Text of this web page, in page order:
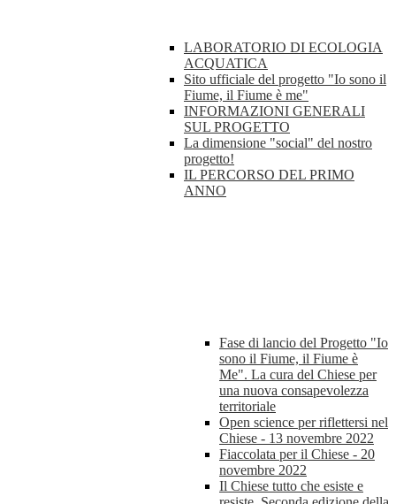
LABORATORIO DI ECOLOGIA
ACQUATICA
Sito ufficiale del progetto "Io sono il
Fiume, il Fiume è me"
INFORMAZIONI GENERALI
SUL PROGETTO
La dimensione "social" del nostro
progetto!
IL PERCORSO DEL PRIMO
ANNO
Fase di lancio del Progetto "Io
sono il Fiume, il Fiume è
Me". La cura del Chiese per
una nuova consapevolezza
territoriale
Open science per riflettersi nel
Chiese - 13 novembre 2022
Fiaccolata per il Chiese - 20
novembre 2022
Il Chiese tutto che esiste e